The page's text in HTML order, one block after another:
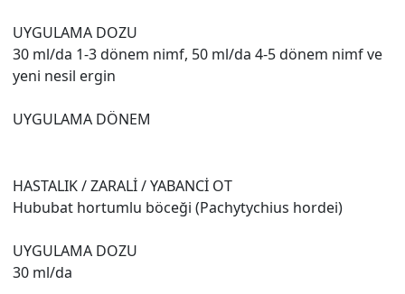
UYGULAMA DOZU
30 ml/da 1-3 dönem nimf, 50 ml/da 4-5 dönem nimf ve
yeni nesil ergin
UYGULAMA DÖNEM
HASTALIK / ZARALİ / YABANCİ OT
Hububat hortumlu böceği (Pachytychius hordei)
UYGULAMA DOZU
30 ml/da